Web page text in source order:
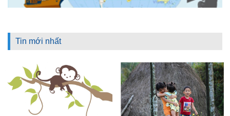
Tin mới nhất